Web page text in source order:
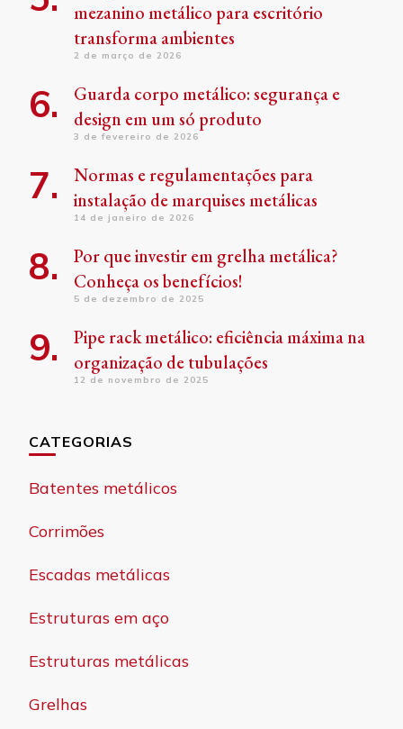
mezanino metálico para escritório
transforma ambientes
2 de março de 2026
Guarda corpo metálico: segurança e
design em um só produto
3 de fevereiro de 2026
Normas e regulamentações para
instalação de marquises metálicas
14 de janeiro de 2026
Por que investir em grelha metálica?
Conheça os benefícios!
5 de dezembro de 2025
Pipe rack metálico: eficiência máxima na
organização de tubulações
12 de novembro de 2025
CATEGORIAS
Batentes metálicos
Corrimões
Escadas metálicas
Estruturas em aço
Estruturas metálicas
Grelhas